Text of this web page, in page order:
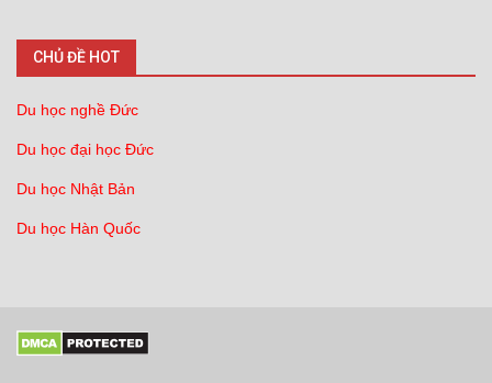
CHỦ ĐỀ HOT
Du học nghề Đức
Du học đại học Đức
Du học Nhật Bản
Du học Hàn Quốc